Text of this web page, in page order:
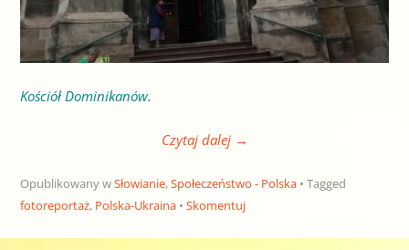
Kościół Dominikanów.
Czytaj dalej →
Opublikowany wSłowianie,Społeczeństwo - Polska
Tagged
fotoreportaż, Polska-Ukraina Skomentuj